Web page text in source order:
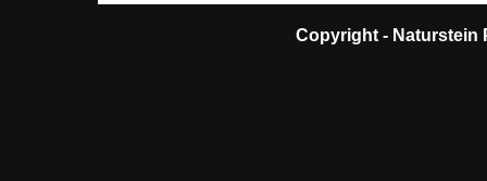
Copyright - Naturstein